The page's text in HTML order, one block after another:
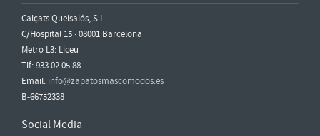
Calçats Queisalós, S.L.
C/Hospital 15 · 08001 Barcelona
Metro L3: Liceu
Tlf: 933 02 05 88
Email: info@zapatosmascomodos.es
B-66752338
Social Media